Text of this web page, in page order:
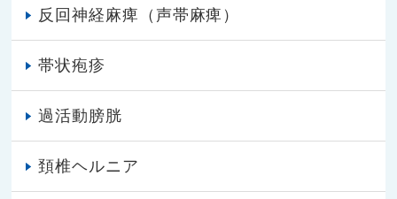
反回神経麻痺（声帯麻痺）
帯状疱疹
過活動膀胱
頚椎ヘルニア